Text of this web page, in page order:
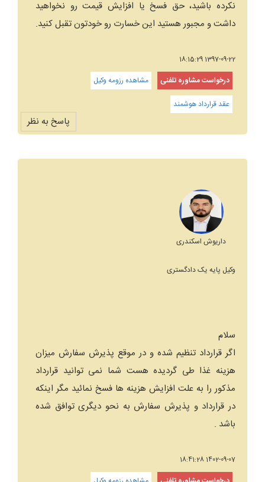
نکرده باشید، حق فسخ یا افزایش قیمت رو نخواهید
داشت و مجبور هستید این خسارت رو خودتون تقبل کنید.
1397-09-22 18:15:29
درخواست مشاوره تلفنی
مشاهده رزومه وکیل
عقد قرارداد هوشمند
پاسخ به نظر
داریوش اسکندری
وکیل پایه یک دادگستری
سلام
اگر قرارداد تنظیم شده و در موقع پذیرش سفارش میزان
هزینه غذا طی گردیده هست شما نمی توانید قرارداد
مذکور را به علت افزایش هزینه ها فسخ نمائید مگر اینکه
در قرارداد و پذیرش سفارش به نحو دیگری توافق شده
باشد .
1402-09-07 18:41:28